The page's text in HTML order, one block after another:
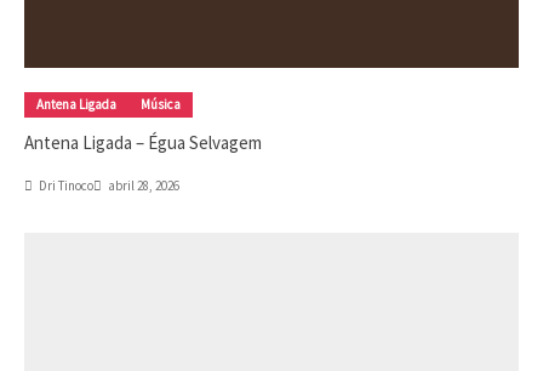
Antena Ligada Música
Antena Ligada – Égua Selvagem
Dri Tinoco abril 28, 2026